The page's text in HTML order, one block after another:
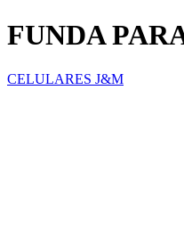
FUNDA
CELULARES J&M